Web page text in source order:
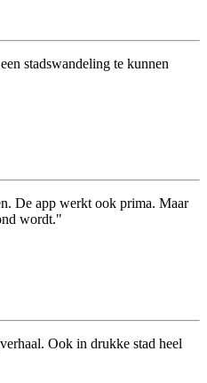
stadswandeling te kunnen
De app werkt ook prima. Maar
wordt."
Ook in drukke stad heel